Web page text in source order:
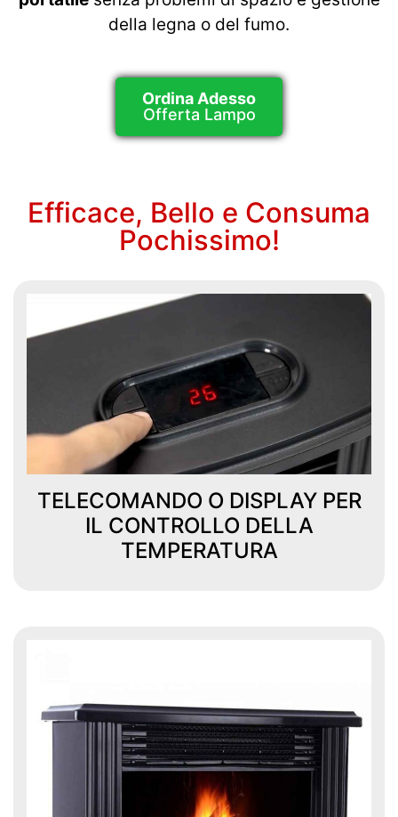
della legna o del fumo.
Ordina Adesso
Offerta Lampo
Efficace, Bello e Consuma
Pochissimo!
TELECOMANDO O DISPLAY PER
IL CONTROLLO DELLA
TEMPERATURA